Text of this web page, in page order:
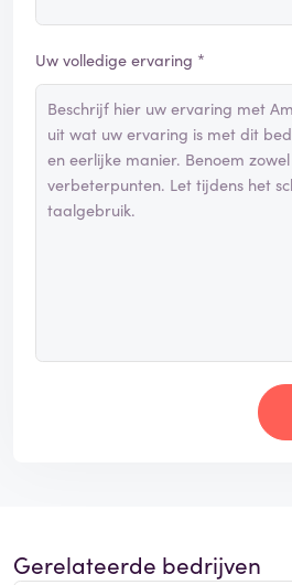
Uw volledige ervaring *
Gerelateerde bedrijven